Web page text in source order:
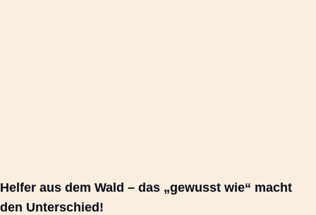
Helfer aus dem Wald – das „gewusst wie“ macht
den Unterschied!